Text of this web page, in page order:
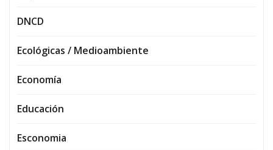
DNCD
Ecológicas / Medioambiente
Economía
Educación
Esconomia